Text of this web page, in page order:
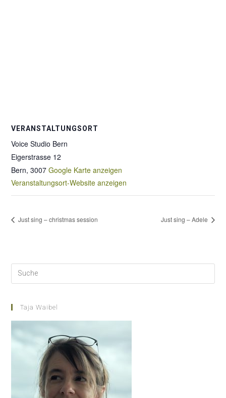
VERANSTALTUNGSORT
Voice Studio Bern
Eigerstrasse 12
Bern, 3007 Google Karte anzeigen
Veranstaltungsort-Website anzeigen
Just sing – christmas session Just sing – Adele
Taja Waibel